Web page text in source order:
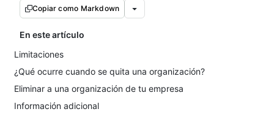
Copiar como Markdown
En este artículo
Limitaciones
¿Qué ocurre cuando se quita una organización?
Eliminar a una organización de tu empresa
Información adicional